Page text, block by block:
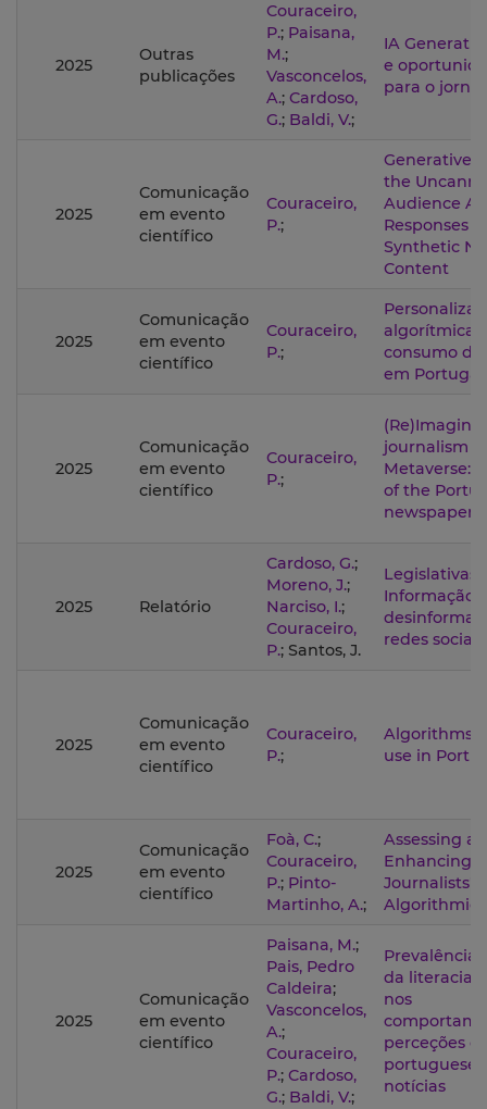
2025
Outras
publicações
Couraceiro,
P.; Paisana,
M.;
Vasconcelos,
A.; Cardoso,
G.; Baldi, V.;
IA
e
para o
2025
Comunicação
em evento
científico
Couraceiro,
P.;
Generative
the
Audience
Responses
Synthetic
Content
2025
Comunicação
em evento
científico
Couraceiro,
P.;
algorítmica
consumo de
em Portugal
2025
Comunicação
em evento
científico
Couraceiro,
P.;
journalism
Metaverse:
of the
newspaper
2025 Relatório
Cardoso, G.;
Moreno, J.;
Narciso, I.;
Couraceiro,
P.; Santos, J.
Legislativas
Informação
redes
2025
Comunicação
em evento
científico
Couraceiro,
P.;
Algorithms
use in
2025
Comunicação
em evento
científico
Foà, C.;
Couraceiro,
P.; Pinto-
Martinho, A.;
Assessing
Enhancing
Journalists'
Algorithmic
2025
Comunicação
em evento
científico
Paisana, M.;
Pais, Pedro
Caldeira;
Vasconcelos,
A.;
Couraceiro,
P.; Cardoso,
G.; Baldi, V.;
Prevalência
da literacia
nos
perceções
portugueses
notícias